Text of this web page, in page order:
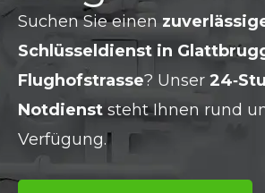
Suchen Sie einen
Schlüsseldienst in
Flughofstrasse? Unser
Notdienst steht Ihnen rund
Verfügung.